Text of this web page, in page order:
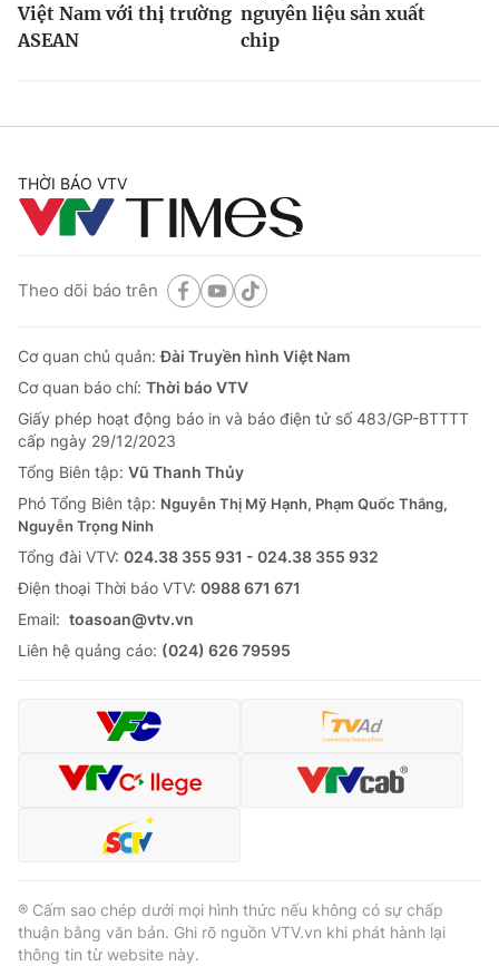
Việt Nam với thị trường
ASEAN
nguyên liệu sản xuất
chip
THỜI BÁO VTV
Theo dõi báo trên
Cơ quan chủ quản:Đài Truyền hình Việt Nam
Cơ quan báo chí: Thời báo VTV
Giấy phép hoạt động báo in và báo điện tử số 483/GP-BTTTT
cấp ngày 29/12/2023
Tổng Biên tập: Vũ Thanh Thủy
Phó Tổng Biên tập: Nguyễn Thị Mỹ Hạnh, Phạm Quốc Thắng,
Nguyễn Trọng Ninh
Tổng đài VTV: 024.38 355 931 - 024.38 355 932
Ðiện thoại Thời báo VTV: 0988 671 671
Email: toasoan@vtv.vn
Liên hệ quảng cáo: (024) 626 79595
® Cấm sao chép dưới mọi hình thức nếu không có sự chấp
thuận bằng văn bản. Ghi rõ nguồn VTV.vn khi phát hành lại
thông tin từ website này.